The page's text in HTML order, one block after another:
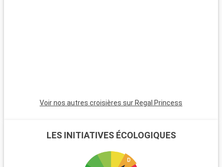
Voir nos autres croisières sur Regal Princess
LES INITIATIVES ÉCOLOGIQUES